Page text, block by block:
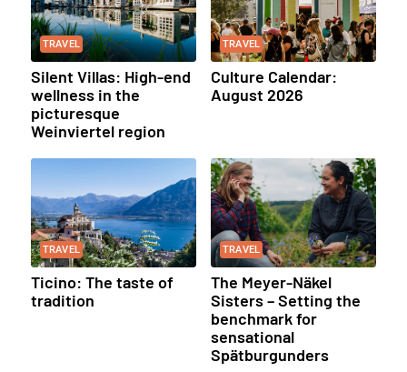
TRAVEL
Silent Villas: High-end
wellness in the
picturesque
Weinviertel region
TRAVEL
Culture Calendar:
August 2026
TRAVEL
Ticino: The taste of
tradition
TRAVEL
The Meyer-Näkel
Sisters – Setting the
benchmark for
sensational
Spätburgunders